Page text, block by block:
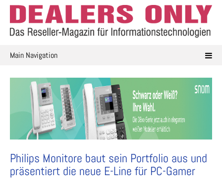
Skip
content
Main Navigation
Philips Monitore baut sein Portfolio aus und
präsentiert die neue E-Line für PC-Gamer